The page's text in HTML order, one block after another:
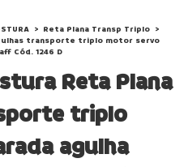
> Reta Plana Transp Triplo >
transporte triplo motor servo
Cód. 1246 D
Reta Plana
triplo
agulha